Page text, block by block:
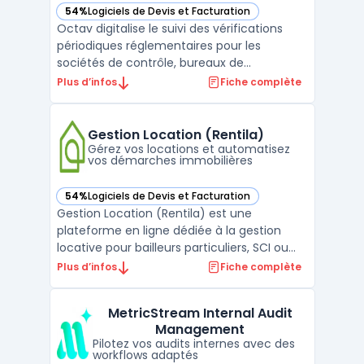
54%Logiciels de Devis et Facturation
— voir Octav dans cette catégorie
Octav digitalise le suivi des vérifications
périodiques réglementaires pour les
sociétés de contrôle, bureaux de
vérification et équipes sécurité ou
soumis à la VGP : levage, extinction
incendie, équipements de protection i ...
Plus d’infos Fiche complète
Gestion Location (Rentila)
Gérez vos locations et automatisez
vos démarches immobilières
54%Logiciels de Devis et Facturation
— voir Gestion Location (Rentila) dans cette catégorie
Gestion Location (Rentila) est une
plateforme en ligne dédiée à la gestion
locative pour bailleurs particuliers, SCI ou
petites sociétés. L’outil centralise les étapes
contrats, automatisation des documents
réglement ...
Plus d’infos Fiche complète
MetricStream Internal Audit
Management
Pilotez vos audits internes avec des
workflows adaptés